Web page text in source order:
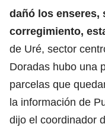
dañó los enseres,
corregimiento,
de Uré, sector
Doradas hubo una
parcelas que
la información de
dijo el coordinador